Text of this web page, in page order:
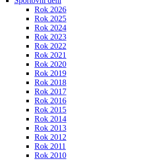
Rok 2026
Rok 2025
Rok 2024
Rok 2023
Rok 2022
Rok 2021
Rok 2020
Rok 2019
Rok 2018
Rok 2017
Rok 2016
Rok 2015
Rok 2014
Rok 2013
Rok 2012
Rok 2011
Rok 2010